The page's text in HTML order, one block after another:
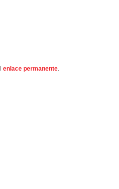
enlace permanente.